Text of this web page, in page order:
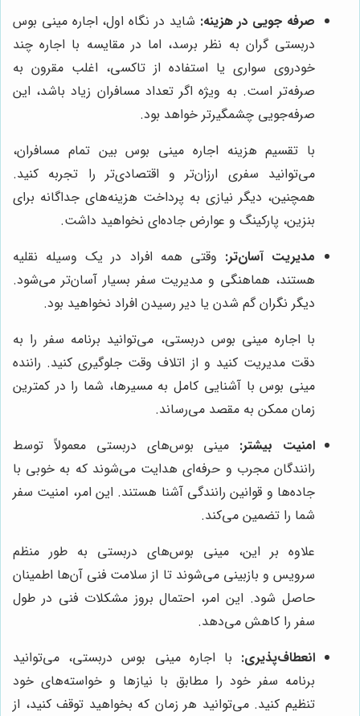
صرفه جویی در هزینه: شاید در نگاه اول، اجاره مینی بوس
دربستی گران به نظر برسد، اما در مقایسه با اجاره چند
خودروی سواری یا استفاده از تاکسی، اغلب مقرون به
صرفه‌تر است. به ویژه اگر تعداد مسافران زیاد باشد، این
صرفه‌جویی چشمگیرتر خواهد بود.
با تقسیم هزینه اجاره مینی بوس بین تمام مسافران،
می‌توانید سفری ارزان‌تر و اقتصادی‌تر را تجربه کنید.
همچنین، دیگر نیازی به پرداخت هزینه‌های جداگانه برای
بنزین، پارکینگ و عوارض جاده‌ای نخواهید داشت.
مدیریت آسان‌تر: وقتی همه افراد در یک وسیله نقلیه
هستند، هماهنگی و مدیریت سفر بسیار آسان‌تر می‌شود.
دیگر نگران گم شدن یا دیر رسیدن افراد نخواهید بود.
با اجاره مینی بوس دربستی، می‌توانید برنامه سفر را به
دقت مدیریت کنید و از اتلاف وقت جلوگیری کنید. راننده
مینی بوس با آشنایی کامل به مسیرها، شما را در کمترین
زمان ممکن به مقصد می‌رساند.
امنیت بیشتر: مینی بوس‌های دربستی معمولاً توسط
رانندگان مجرب و حرفه‌ای هدایت می‌شوند که به خوبی با
جاده‌ها و قوانین رانندگی آشنا هستند. این امر، امنیت سفر
شما را تضمین می‌کند.
علاوه بر این، مینی بوس‌های دربستی به طور منظم
سرویس و بازبینی می‌شوند تا از سلامت فنی آن‌ها اطمینان
حاصل شود. این امر، احتمال بروز مشکلات فنی در طول
سفر را کاهش می‌دهد.
انعطاف‌پذیری: با اجاره مینی بوس دربستی، می‌توانید
برنامه سفر خود را مطابق با نیازها و خواسته‌های خود
تنظیم کنید. می‌توانید هر زمان که بخواهید توقف کنید، از